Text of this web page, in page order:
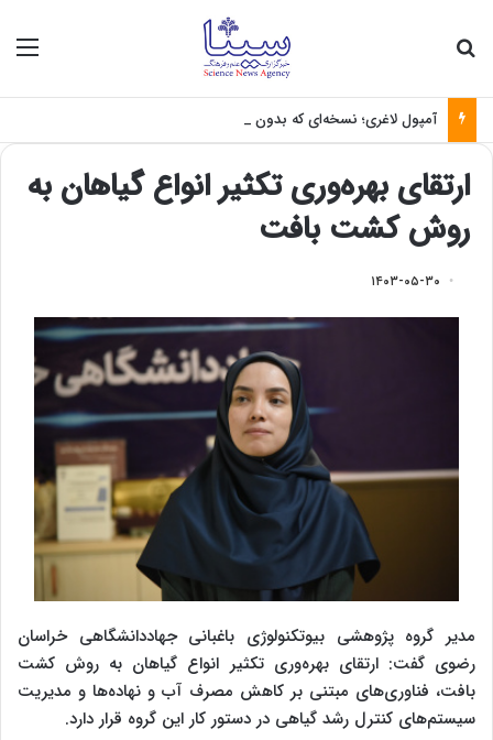
آمپول لاغری؛ نسخه‌ای که بدون تغذیه خطرناک می‌شود
ارتقای بهره‌وری تکثیر انواع گیاهان به
روش کشت بافت
۱۴۰۳-۰۵-۳۰
مدیر گروه پژوهشی بیوتکنولوژی باغبانی جهاددانشگاهی خراسان
رضوی گفت: ارتقای بهره‌وری تکثیر انواع گیاهان به روش کشت
بافت، فناوری‌های مبتنی بر کاهش مصرف آب و نهاده‌ها و مدیریت
سیستم‌های کنترل رشد گیاهی در دستور کار این گروه قرار دارد.